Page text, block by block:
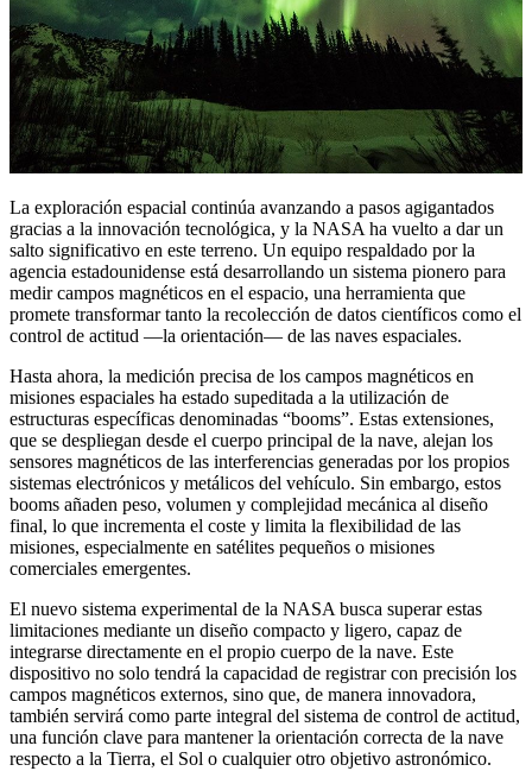
La exploración espacial continúa avanzando a pasos agigantados
gracias a la innovación tecnológica, y la NASA ha vuelto a dar un
salto significativo en este terreno. Un equipo respaldado por la
agencia estadounidense está desarrollando un sistema pionero para
medir campos magnéticos en el espacio, una herramienta que
promete transformar tanto la recolección de datos científicos como el
control de actitud —la orientación— de las naves espaciales.
Hasta ahora, la medición precisa de los campos magnéticos en
misiones espaciales ha estado supeditada a la utilización de
estructuras específicas denominadas “booms”. Estas extensiones,
que se despliegan desde el cuerpo principal de la nave, alejan los
sensores magnéticos de las interferencias generadas por los propios
sistemas electrónicos y metálicos del vehículo. Sin embargo, estos
booms añaden peso, volumen y complejidad mecánica al diseño
final, lo que incrementa el coste y limita la flexibilidad de las
misiones, especialmente en satélites pequeños o misiones
comerciales emergentes.
El nuevo sistema experimental de la NASA busca superar estas
limitaciones mediante un diseño compacto y ligero, capaz de
integrarse directamente en el propio cuerpo de la nave. Este
dispositivo no solo tendrá la capacidad de registrar con precisión los
campos magnéticos externos, sino que, de manera innovadora,
también servirá como parte integral del sistema de control de actitud,
una función clave para mantener la orientación correcta de la nave
respecto a la Tierra, el Sol o cualquier otro objetivo astronómico.